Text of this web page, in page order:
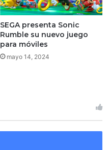
SEGA presenta Sonic
Rumble su nuevo juego
para móviles
mayo 14, 2024